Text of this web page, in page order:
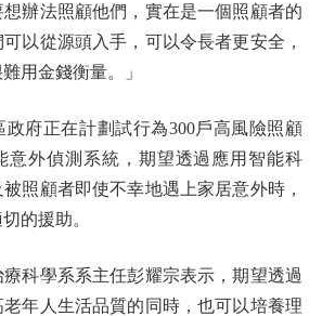
辦法照顧他們，實在是一個照顧者的
以從源頭入手，可以令長者更安全，
用金錢衡量。」
正在計劃試行為300戶高風險照顧
意外偵測系統，期望透過應用智能科
照顧者即使不幸地遇上家居意外時，
的援助。
學系系主任彭耀宗表示，期望透過
年人生活品質的同時，也可以培養理